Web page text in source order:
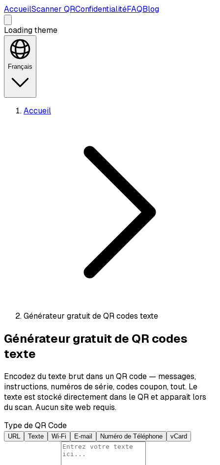
AccueilScanner QRConfidentialitéFAQBlog
Loading theme
Français
Accueil
Générateur gratuit de QR codes texte
Générateur gratuit de QR codes
texte
Encodez du texte brut dans un QR code — messages,
instructions, numéros de série, codes coupon, tout. Le
texte est stocké directement dans le QR et apparaît lors
du scan. Aucun site web requis.
Type de QR Code
URL Texte Wi-Fi E-mail Numéro de Téléphone vCard